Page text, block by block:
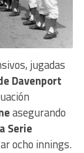
jugadas
Davenport
asegurando
Serie
ocho innings.